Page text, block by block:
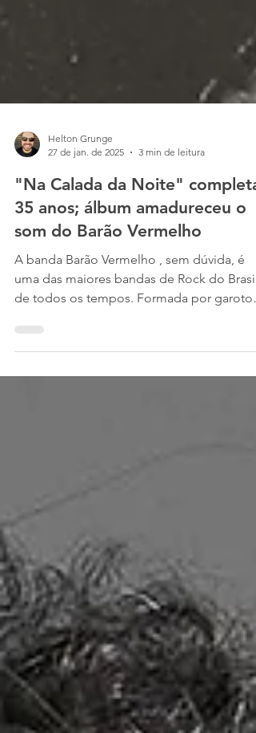
27 de jan. de 2025
3 min de leitura
"Na Calada da Noite" completa
35 anos; álbum amadureceu o
som do Barão Vermelho
A banda Barão Vermelho , sem dúvida, é
uma das maiores bandas de Rock do Brasil
de todos os tempos. Formada por garotos